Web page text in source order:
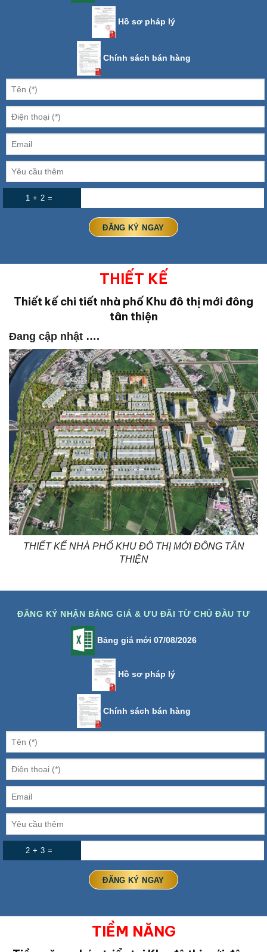
Hồ sơ pháp lý
Chính sách bán hàng
1 + 2 =
THIẾT KẾ
Thiết kế chi tiết nhà phố Khu đô thị mới đông
tân thiện
Đang cập nhật ….
THIẾT KẾ NHÀ PHỐ KHU ĐÔ THỊ MỚI ĐÔNG TÂN
THIỆN
ĐĂNG KÝ NHẬN BẢNG GIÁ & ƯU ĐÃI TỪ CHỦ ĐẦU TƯ
Bảng giá mới 07/08/2026
Hồ sơ pháp lý
Chính sách bán hàng
2 + 3 =
TIỀM NĂNG